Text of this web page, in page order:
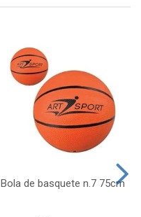
Bola de basquete n.7 75cm